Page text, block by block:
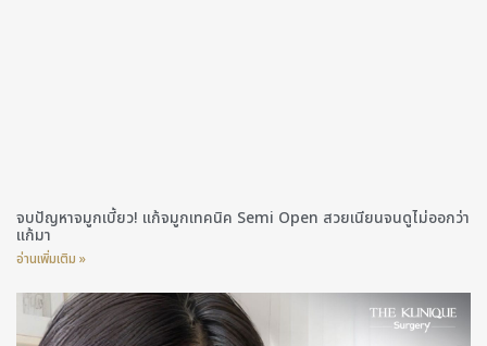
จบปัญหาจมูกเบี้ยว! แก้จมูกเทคนิค Semi Open สวยเนียนจนดูไม่ออกว่า
แก้มา
อ่านเพิ่มเติม »